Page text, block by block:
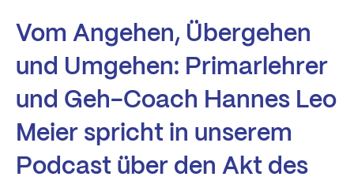
Vom Angehen, Übergehen
und Umgehen: Primarlehrer
und Geh-Coach Hannes Leo
Meier spricht in unserem
Podcast über den Akt des